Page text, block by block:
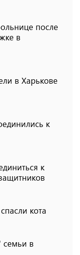
после
в
в Харькове
к
к
кота
семьи в